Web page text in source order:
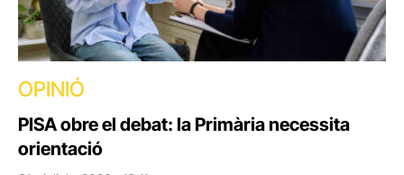
OPINIÓ
PISA obre el debat: la Primària necessita
orientació